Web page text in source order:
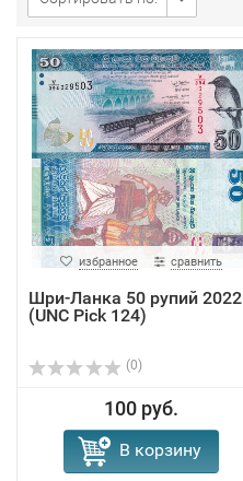
избранное сравнить
Шри-Ланка 50 рупий 2022
(UNC Pick 124)
(0)
100 руб.
В корзину